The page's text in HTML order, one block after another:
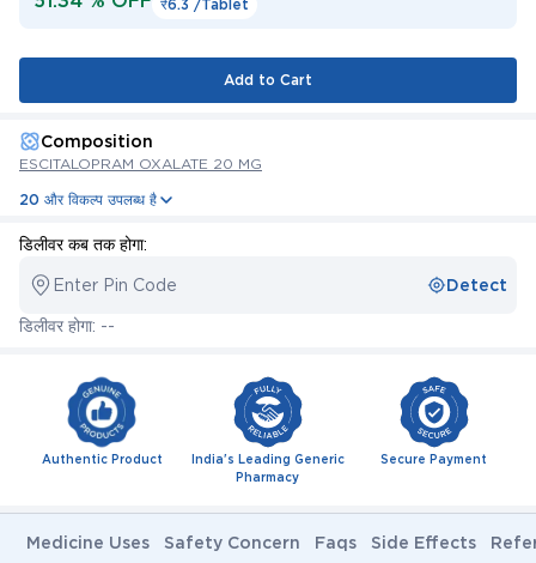
₹6.3 /Tablet
Add to Cart
Composition
ESCITALOPRAM OXALATE 20 MG
20 और विकल्प उपलब्ध है
डिलीवर कब तक होगा:
Enter Pin Code Detect
डिलीवर होगा: --
Authentic Product
India's Leading Generic
Pharmacy
Secure Payment
Medicine Uses Safety Concern Faqs Side Effects